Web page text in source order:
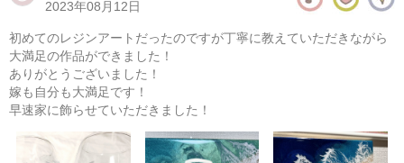
2023年08月12日
初めてのレジンアートだったのですが丁寧に教えていただきながら
大満足の作品ができました！
ありがとうございました！
嫁も自分も大満足です！
早速家に飾らせていただきました！